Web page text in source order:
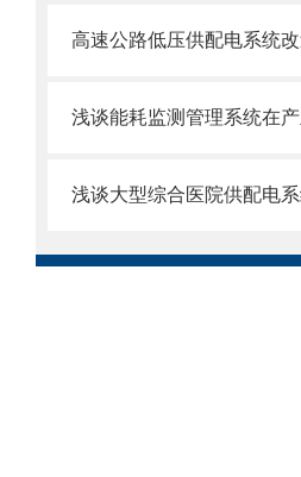
浅谈大型综合医院供配电